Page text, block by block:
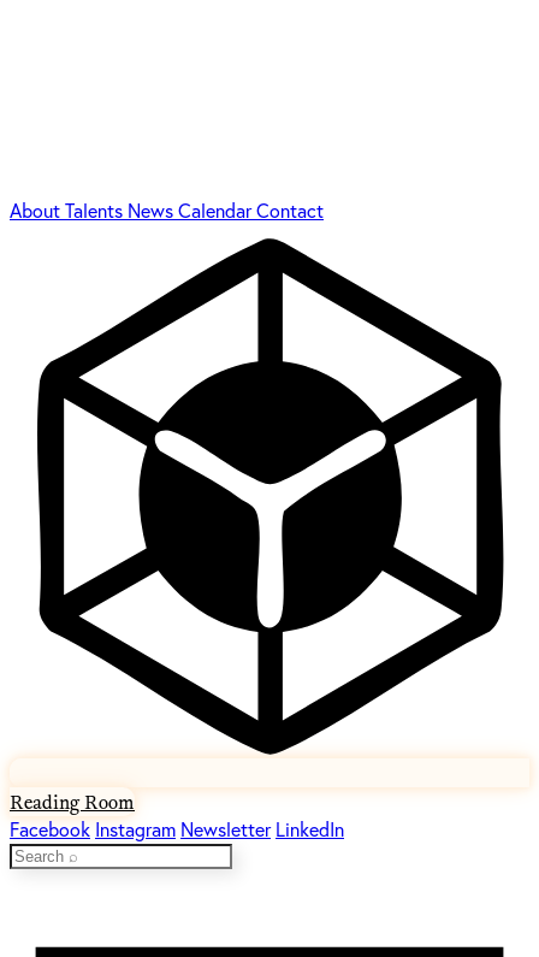
AboutTalents NewsCalendarContact
Reading Room
Facebook Instagram Newsletter LinkedIn